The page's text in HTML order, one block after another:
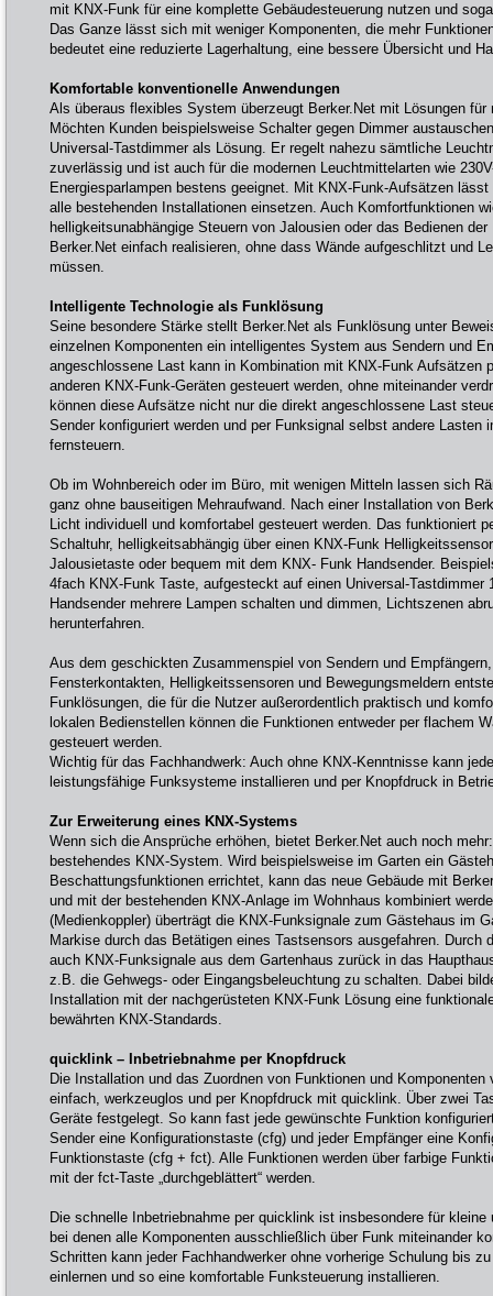
mit KNX-Funk für eine komplette Gebäudesteuerung nutzen und
Das Ganze lässt sich mit weniger Komponenten, die mehr
bedeutet eine reduzierte Lagerhaltung, eine bessere Übersicht und
Komfortable konventionelle Anwendungen
Als überaus flexibles System überzeugt Berker.Net mit Lösungen für
Möchten Kunden beispielsweise Schalter gegen Dimmer
Universal-Tastdimmer als Lösung. Er regelt nahezu sämtliche
zuverlässig und ist auch für die modernen Leuchtmittelarten wie
Energiesparlampen bestens geeignet. Mit KNX-Funk-Aufsätzen
alle bestehenden Installationen einsetzen. Auch Komfortfunktionen
helligkeitsunabhängige Steuern von Jalousien oder das Bedienen
Berker.Net einfach realisieren, ohne dass Wände aufgeschlitzt und
müssen.
Intelligente Technologie als Funklösung
Seine besondere Stärke stellt Berker.Net als Funklösung unter
einzelnen Komponenten ein intelligentes System aus Sendern und
angeschlossene Last kann in Kombination mit KNX-Funk Aufsätzen
anderen KNX-Funk-Geräten gesteuert werden, ohne miteinander
können diese Aufsätze nicht nur die direkt angeschlossene Last
Sender konfiguriert werden und per Funksignal selbst andere Lasten
fernsteuern.
Ob im Wohnbereich oder im Büro, mit wenigen Mitteln lassen sich
ganz ohne bauseitigen Mehraufwand. Nach einer Installation von
Licht individuell und komfortabel gesteuert werden. Das funktioniert
Schaltuhr, helligkeitsabhängig über einen KNX-Funk
Jalousietaste oder bequem mit dem KNX- Funk Handsender.
4fach KNX-Funk Taste, aufgesteckt auf einen Universal-Tastdimmer
Handsender mehrere Lampen schalten und dimmen, Lichtszenen
herunterfahren.
Aus dem geschickten Zusammenspiel von Sendern und
Fensterkontakten, Helligkeitssensoren und Bewegungsmeldern
Funklösungen, die für die Nutzer außerordentlich praktisch und
lokalen Bedienstellen können die Funktionen entweder per flachem
gesteuert werden.
Wichtig für das Fachhandwerk: Auch ohne KNX-Kenntnisse kann
leistungsfähige Funksysteme installieren und per Knopfdruck in
Zur Erweiterung eines KNX-Systems
Wenn sich die Ansprüche erhöhen, bietet Berker.Net auch noch
bestehendes KNX-System. Wird beispielsweise im Garten ein
Beschattungsfunktionen errichtet, kann das neue Gebäude mit
und mit der bestehenden KNX-Anlage im Wohnhaus kombiniert
(Medienkoppler) überträgt die KNX-Funksignale zum Gästehaus im
Markise durch das Betätigen eines Tastsensors ausgefahren. Durch
auch KNX-Funksignale aus dem Gartenhaus zurück in das
z.B. die Gehwegs- oder Eingangsbeleuchtung zu schalten. Dabei
Installation mit der nachgerüsteten KNX-Funk Lösung eine
bewährten KNX-Standards.
quicklink – Inbetriebnahme per Knopfdruck
Die Installation und das Zuordnen von Funktionen und Komponenten
einfach, werkzeuglos und per Knopfdruck mit quicklink. Über zwei
Geräte festgelegt. So kann fast jede gewünschte Funktion
Sender eine Konfigurationstaste (cfg) und jeder Empfänger eine
Funktionstaste (cfg + fct). Alle Funktionen werden über farbige
mit der fct-Taste „durchgeblättert“ werden.
Die schnelle Inbetriebnahme per quicklink ist insbesondere für kleine
bei denen alle Komponenten ausschließlich über Funk miteinander
Schritten kann jeder Fachhandwerker ohne vorherige Schulung bis
einlernen und so eine komfortable Funksteuerung installieren.